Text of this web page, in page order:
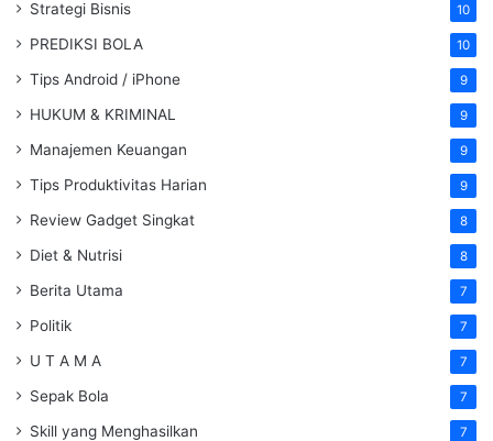
Strategi Bisnis 10
PREDIKSI BOLA 10
Tips Android / iPhone 9
HUKUM & KRIMINAL 9
Manajemen Keuangan 9
Tips Produktivitas Harian 9
Review Gadget Singkat 8
Diet & Nutrisi 8
Berita Utama 7
Politik 7
U T A M A 7
Sepak Bola 7
Skill yang Menghasilkan 7